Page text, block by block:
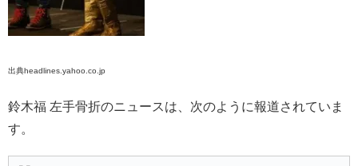
出典headlines.yahoo.co.jp
鈴木福 左手骨折のニュースは、次のように報道されていま
す。